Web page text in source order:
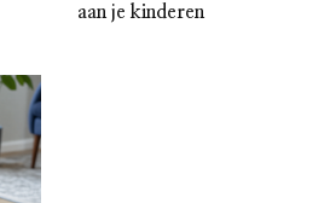
aan je kinderen